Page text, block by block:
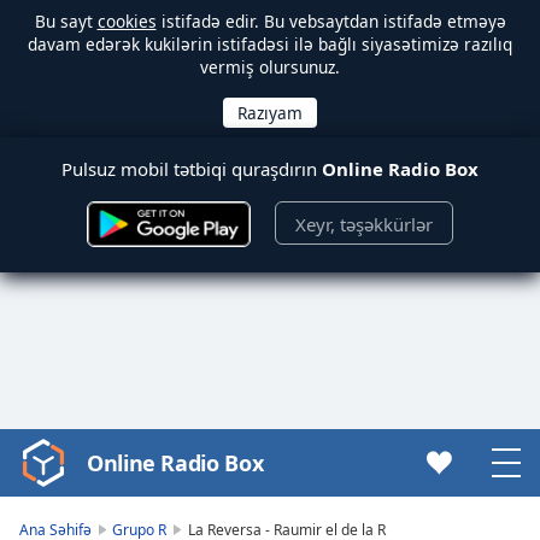
Bu sayt cookies istifadə edir. Bu vebsaytdan istifadə etməyə
davam edərək kukilərin istifadəsi ilə bağlı siyasətimizə razılıq
vermiş olursunuz.
Pulsuz mobil tətbiqi quraşdırın Online Radio Box
Xeyr, təşəkkürlər
Video
Player
Online Radio Box
Ana Səhifə Grupo R La Reversa - Raumir el de la R